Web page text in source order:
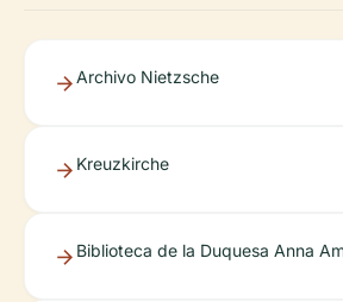
Archivo Nietzsche
Kreuzkirche
Biblioteca de la Duquesa Anna